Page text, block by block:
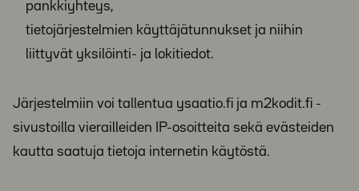
pankkiyhteys,
tietojärjestelmien käyttäjätunnukset ja niihin
liittyvät yksilöinti- ja lokitiedot.
Järjestelmiin voi tallentua ysaatio.fi ja m2kodit.fi -
sivustoilla vierailleiden IP-osoitteita sekä evästeiden
kautta saatuja tietoja internetin käytöstä.